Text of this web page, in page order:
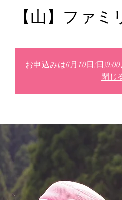
【山】ファ
お申込みは6月10日(日
閉じ